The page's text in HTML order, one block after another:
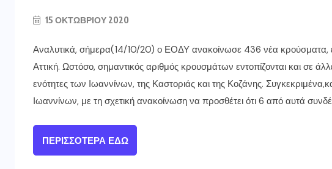
15 ΟΚΤΩΒΡΊΟΥ 2020
Αναλυτικά, σήμερα(14/10/20) ο ΕΟΔΥ ανακοίνωσε 436 νέα κρούσματα,
Αττική. Ωστόσο, σημαντικός αριθμός κρουσμάτων εντοπίζονται και σε
ενότητες των Ιωαννίνων, της Καστοριάς και της Κοζάνης.
Ιωαννίνων, με τη σχετική ανακοίνωση να προσθέτει ότι 6 από αυτά
ΠΕΡΙΣΣΌΤΕΡΑ ΕΔΏ